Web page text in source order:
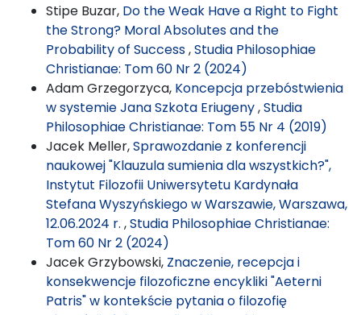
Stipe Buzar, Do the Weak Have a Right to Fight
the Strong? Moral Absolutes and the
Probability of Success,Studia Philosophiae
Christianae: Tom 60 Nr 2 (2024)
Adam Grzegorzyca, Koncepcja przebóstwienia
w systemie Jana Szkota Eriugeny,Studia
Philosophiae Christianae: Tom 55 Nr 4 (2019)
Jacek Meller,Sprawozdanie z konferencji
naukowej "Klauzula sumienia dla wszystkich?",
Instytut Filozofii Uniwersytetu Kardynała
Stefana Wyszyńskiego w Warszawie, Warszawa,
12.06.2024 r. ,Studia Philosophiae Christianae:
Tom 60 Nr 2 (2024)
Jacek Grzybowski, Znaczenie, recepcja i
konsekwencje filozoficzne encykliki "Aeterni
Patris" w kontekście pytania o filozofię